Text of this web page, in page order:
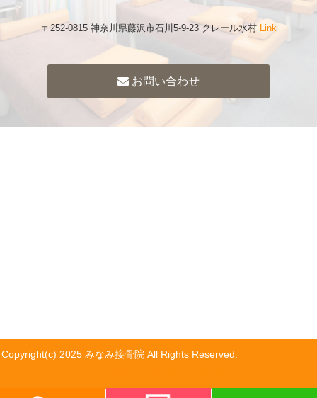
〒252-0815 神奈川県藤沢市石川5-9-23 クレール水村 Link
お問い合わせ
Copyright(c) 2025 みなみ接骨院 All Rights Reserved.